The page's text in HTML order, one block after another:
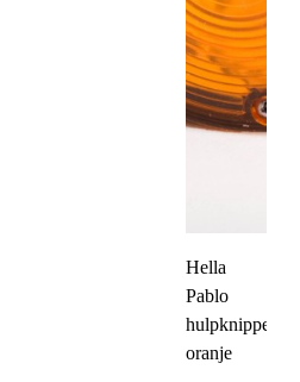
Hella
Pablo
hulpknipperlicht
oranje